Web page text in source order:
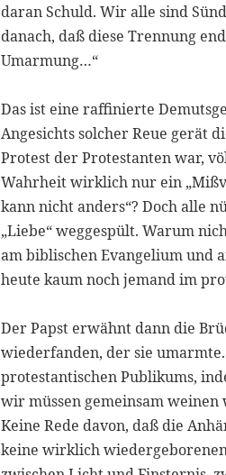
daran Schuld. Wir alle sind
danach, daß diese Trennung
Umarmung…“
Das ist eine raffinierte
Angesichts solcher Reue gerät
Protest der Protestanten war,
Wahrheit wirklich nur ein
kann nicht anders“? Doch alle
„Liebe“ weggespült. Warum
am biblischen Evangelium und
heute kaum noch jemand im
Der Papst erwähnt dann die
wiederfanden, der sie
protestantischen Publikums,
wir müssen gemeinsam weinen
Keine Rede davon, daß die
keine wirklich